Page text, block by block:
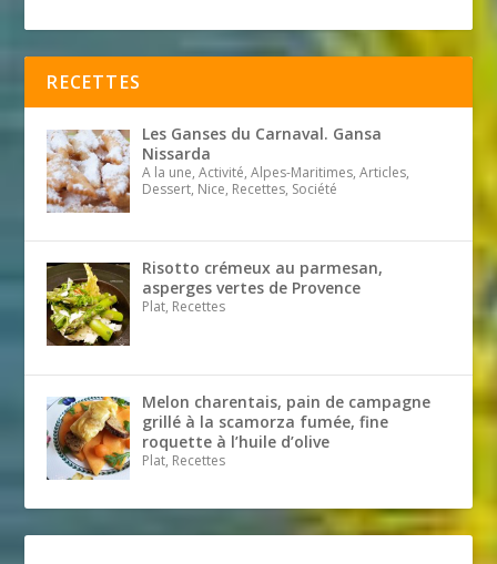
RECETTES
Les Ganses du Carnaval. Gansa
Nissarda
A la une, Activité, Alpes-Maritimes, Articles,
Dessert, Nice, Recettes, Société
Risotto crémeux au parmesan,
asperges vertes de Provence
Plat, Recettes
Melon charentais, pain de campagne
grillé à la scamorza fumée, fine
roquette à l’huile d’olive
Plat, Recettes